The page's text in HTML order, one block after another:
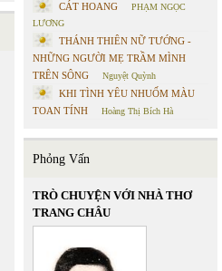
CÁT HOANG
PHẠM NGỌC
LƯƠNG
THÁNH THIÊN NỮ TƯỚNG -
NHỮNG NGƯỜI MẸ TRẦM MÌNH
TRÊN SÔNG
Nguyệt Quỳnh
KHI TÌNH YÊU NHUỐM MÀU
TOAN TÍNH
Hoàng Thị Bích Hà
Phỏng Vấn
TRÒ CHUYỆN VỚI NHÀ THƠ
TRANG CHÂU